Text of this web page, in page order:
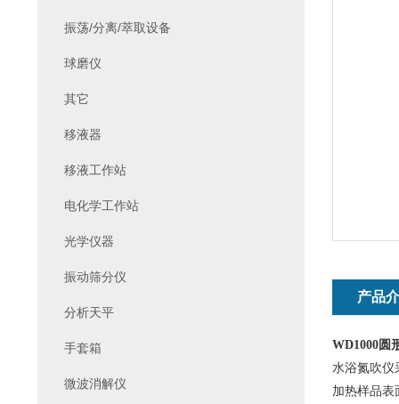
产品
WD1000圆
水浴氮吹仪
加热样品表
振荡/分离/萃取设备
球磨仪
其它
移液器
移液工作站
电化学工作站
光学仪器
振动筛分仪
分析天平
手套箱
微波消解仪